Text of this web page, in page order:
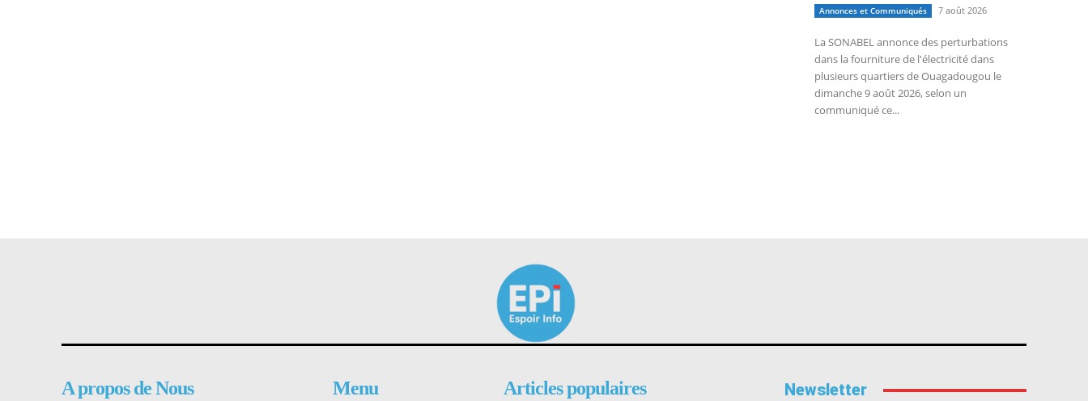
Annonces et Communiqués 7 août 2026
La SONABEL annonce des perturbations
dans la fourniture de l'électricité dans
plusieurs quartiers de Ouagadougou le
dimanche 9 août 2026, selon un
communiqué ce...
A propos de Nous Menu Articles populaires Newsletter